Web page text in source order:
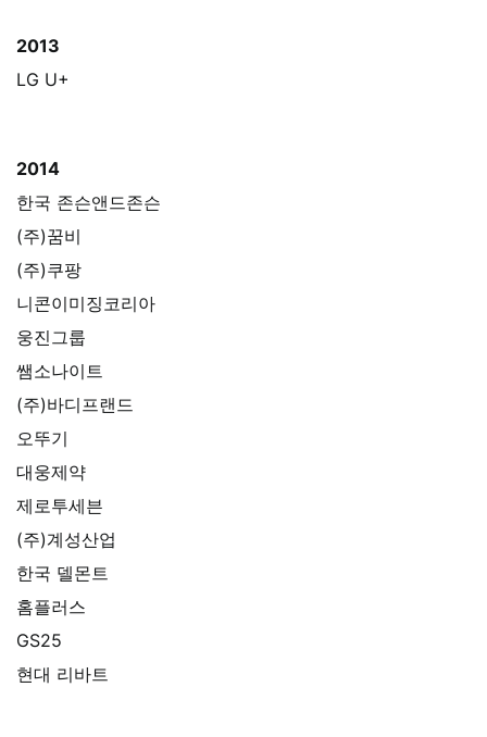
2013
LG U+
2014
한국 존슨앤드존슨
(주)꿈비
(주)쿠팡
니콘이미징코리아
웅진그룹
쌤소나이트
(주)바디프랜드
오뚜기
대웅제약
제로투세븐
(주)계성산업
한국 델몬트
홈플러스
GS25
현대 리바트